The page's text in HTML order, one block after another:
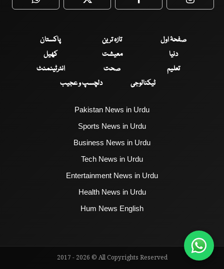
WhatsApp Twitter Facebook
صفحۂ اول تازہ ترین
پاکستان
دنیا
معیشت
کھیل
تعلیم
صحت
انٹرٹینمنٹ
ٹیکنالوجی
دلچسپ و عجیب
Pakistan News in Urdu
Sports News in Urdu
Business News in Urdu
Tech News in Urdu
Entertainment News in Urdu
Health News in Urdu
Hum News English
2017 - 2026 © All Copyrights Reserved